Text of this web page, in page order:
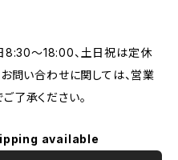
8:30～18:00、土日祝は定休
お問い合わせに関しては、営業
了承ください。
available